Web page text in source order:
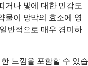
거나 빛에 대한 민감도
물이 망막의 효소에 영
반적으로 매우 경미하
느낌을 포함할 수 있습